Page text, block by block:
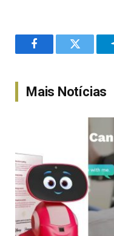
FacebookTwitter
Mais Notícias